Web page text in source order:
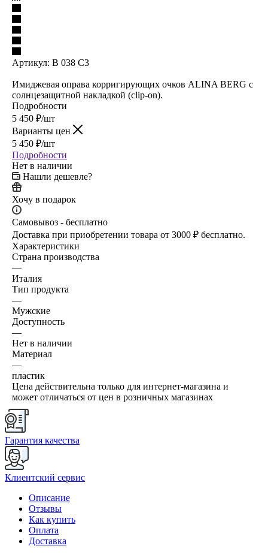
Артикул: B 038 C3
Имиджевая оправа корригирующих очков ALINA BERG с
солнцезащитной накладкой (clip-on).
Подробности
5 450 ₽/шт
Варианты цен
5 450 ₽/шт
Подробности
Нет в наличии
Нашли дешевле?
Хочу в подарок
Самовывоз - бесплатно
Доставка при приобретении товара от 3000 ₽ бесплатно.
Характеристики
Страна производства
—
Италия
Тип продукта
—
Мужские
Доступность
—
Нет в наличии
Материал
—
пластик
Цена действительна только для интернет-магазина и
может отличаться от цен в розничных магазинах
Гарантия качества
Клиентский сервис
Описание
Отзывы
Как купить
Оплата
Доставка